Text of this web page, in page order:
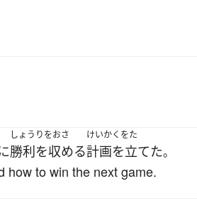
しょうりをおさ
勝利を収める
けいかくをた
計画を立てた。
how to win the next game.